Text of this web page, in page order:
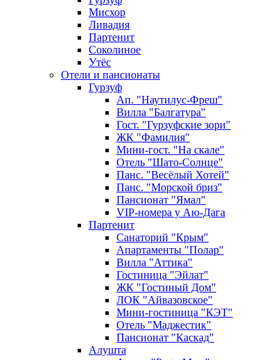
Мисхор
Ливадия
Партенит
Соколиное
Утёс
Отели и пансионаты
Гурзуф
Ап. "Наутилус-Фреш"
Вилла "Балгатура"
Гост. "Гурзуфские зори"
ЖК "Фамилия"
Мини-гост. "На скале"
Отель "Шато-Солнце"
Панс. "Весёлый Хотей"
Панс. "Морской бриз"
Пансионат "Ямал"
VIP-номера у Аю-Дага
Партенит
Санаторий "Крым"
Апартаменты "Полар"
Вилла "Аттика"
Гостиница "Эйлат"
ЖК "Гостиный Дом"
ЛОК "Айвазовское"
Мини-гостиница "КЭТ"
Отель "Маджестик"
Пансионат "Каскад"
Алушта